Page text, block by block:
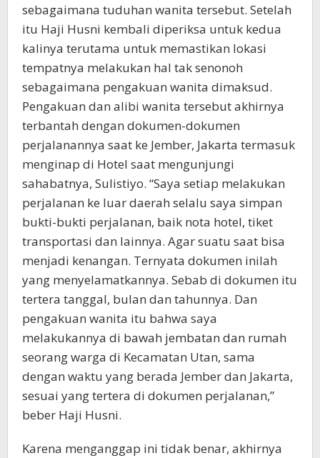
sebagaimana tuduhan wanita tersebut. Setelah
itu Haji Husni kembali diperiksa untuk kedua
kalinya terutama untuk memastikan lokasi
tempatnya melakukan hal tak senonoh
sebagaimana pengakuan wanita dimaksud.
Pengakuan dan alibi wanita tersebut akhirnya
terbantah dengan dokumen-dokumen
perjalanannya saat ke Jember, Jakarta termasuk
menginap di Hotel saat mengunjungi
sahabatnya, Sulistiyo. “Saya setiap melakukan
perjalanan ke luar daerah selalu saya simpan
bukti-bukti perjalanan, baik nota hotel, tiket
transportasi dan lainnya. Agar suatu saat bisa
menjadi kenangan. Ternyata dokumen inilah
yang menyelamatkannya. Sebab di dokumen itu
tertera tanggal, bulan dan tahunnya. Dan
pengakuan wanita itu bahwa saya
melakukannya di bawah jembatan dan rumah
seorang warga di Kecamatan Utan, sama
dengan waktu yang berada Jember dan Jakarta,
sesuai yang tertera di dokumen perjalanan,”
beber Haji Husni.
Karena menganggap ini tidak benar, akhirnya